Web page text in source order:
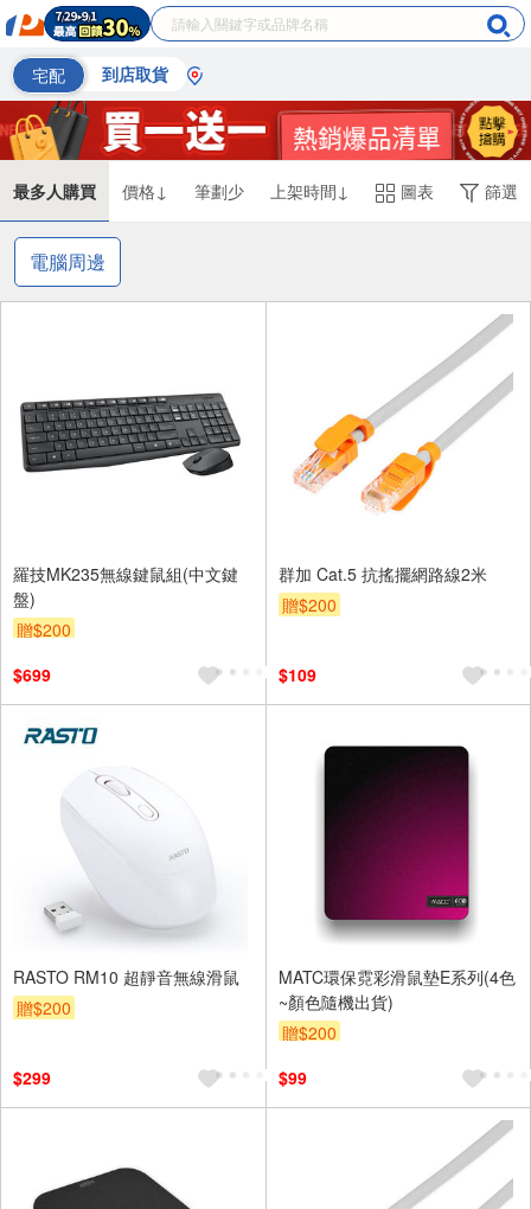
宅配 到店取貨
最多人購買 價格↓ 筆劃少 上架時間↓ 圖表 篩選
電腦周邊
羅技MK235無線鍵鼠組(中文鍵
盤)
贈$200
$699
群加 Cat.5 抗搖擺網路線2米
贈$200
$109
RASTO RM10 超靜音無線滑鼠
贈$200
$299
MATC環保霓彩滑鼠墊E系列(4色
~顏色隨機出貨)
贈$200
$99